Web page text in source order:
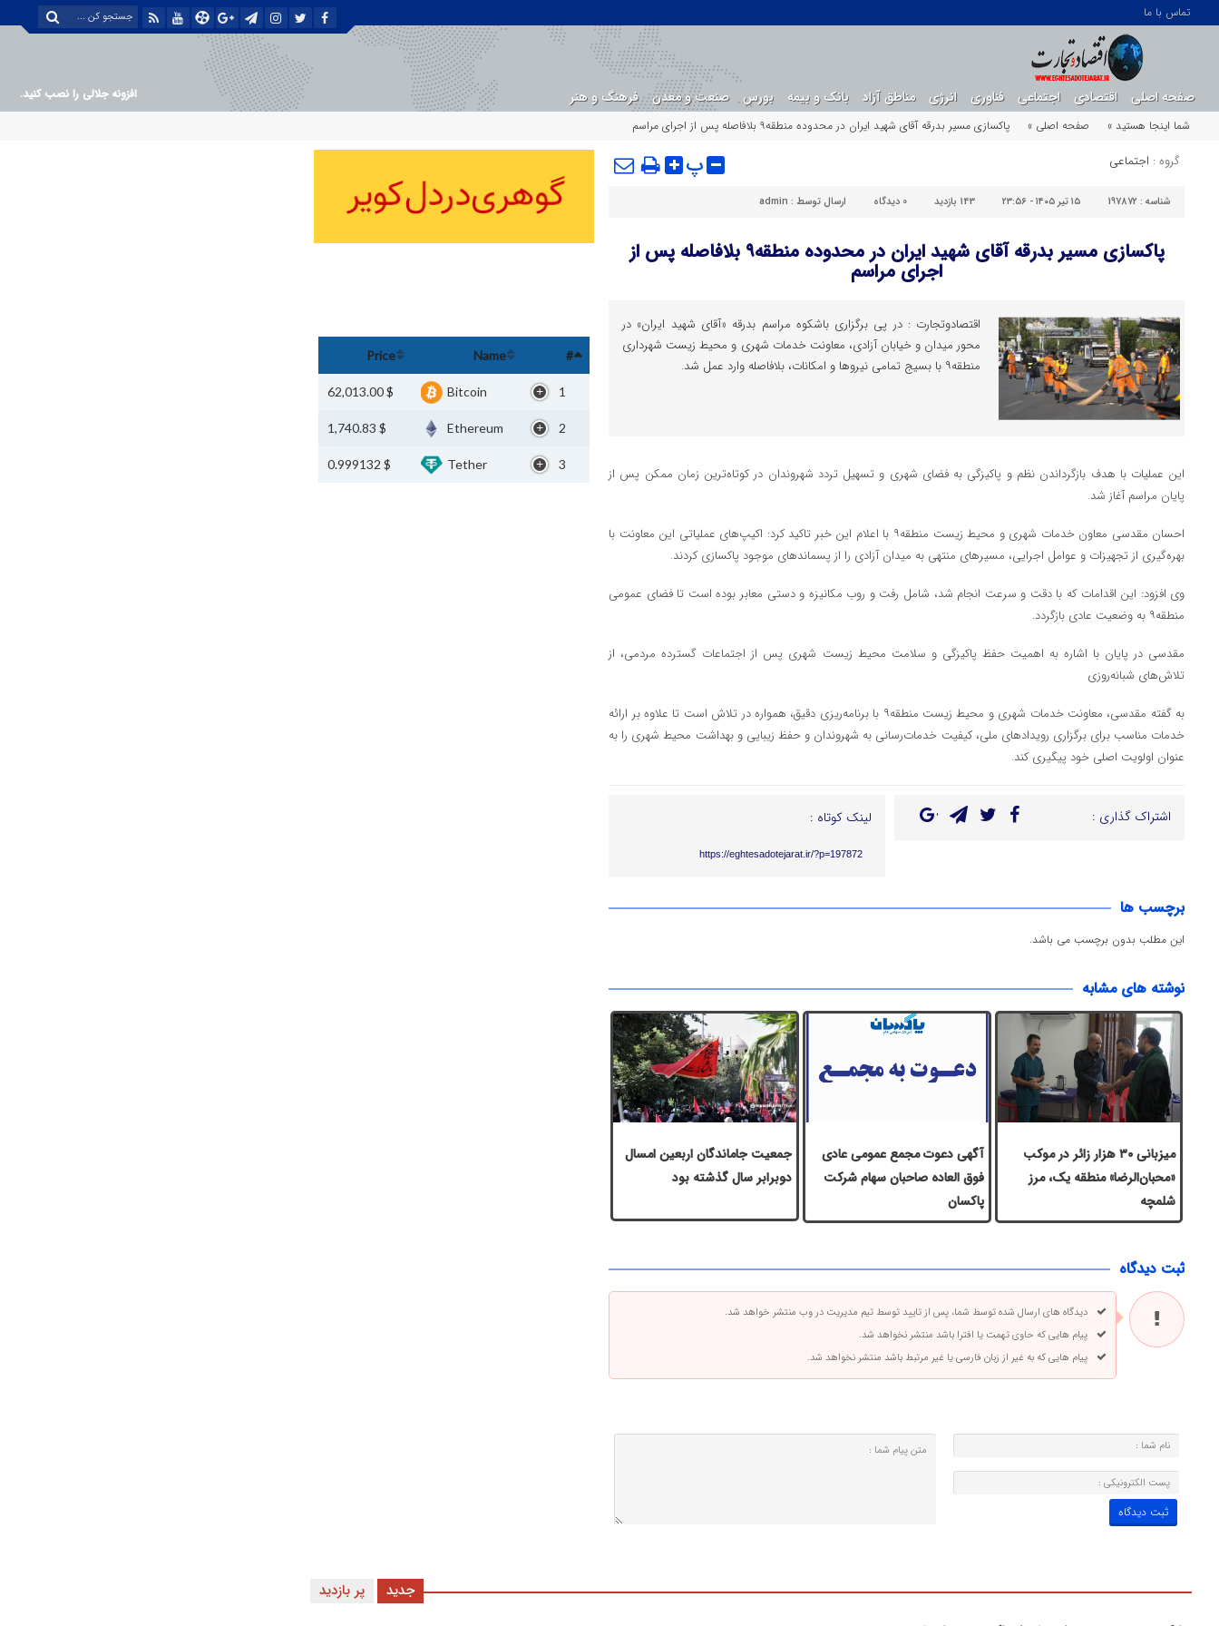
تماس با ما
صفحه اصلی اقتصادی اجتماعی فناوری انرژی مناطق آزاد بانک و بیمه بورس صنعت و معدن فرهنگ و هنر
افزونه جلالی را نصب کنید.
شما اینجا هستید »
صفحه اصلی » پاکسازی مسیر بدرقه آقای شهید ایران در محدوده منطقه۹ بلافاصله پس از اجرای مراسم
گروه : اجتماعی پ
شناسه : 197872 ۱۵ تیر ۱۴۰۵ - ۲۳:۵۶ 143 بازدید 0 دیدگاه ارسال توسط : admin
پاکسازی مسیر بدرقه آقای شهید ایران در محدوده منطقه۹ بلافاصله پس از
اجرای مراسم
اقتصادوتجارت : در پی برگزاری باشکوه مراسم بدرقه «آقای شهید ایران» در
محور میدان و خیابان آزادی، معاونت خدمات شهری و محیط زیست شهرداری
منطقه۹ با بسیج تمامی نیروها و امکانات، بلافاصله وارد عمل شد.
این عملیات با هدف بازگرداندن نظم و پاکیزگی به فضای شهری و تسهیل تردد شهروندان در کوتاه‌ترین زمان ممکن پس از
پایان مراسم آغاز شد.
احسان مقدسی معاون خدمات شهری و محیط زیست منطقه۹ با اعلام این خبر تاکید کرد: اکیپ‌های عملیاتی این معاونت با
بهره‌گیری از تجهیزات و عوامل اجرایی، مسیرهای منتهی به میدان آزادی را از پسماندهای موجود پاکسازی کردند.
وی افزود: این اقدامات که با دقت و سرعت انجام شد، شامل رفت‌ و روب مکانیزه و دستی معابر بوده است تا فضای عمومی
منطقه۹ به وضعیت عادی بازگردد.
مقدسی در پایان با اشاره به اهمیت حفظ پاکیزگی و سلامت محیط زیست شهری پس از اجتماعات گسترده مردمی، از
تلاش‌های شبانه‌روزی
به گفته مقدسی، معاونت خدمات شهری و محیط زیست منطقه۹ با برنامه‌ریزی دقیق، همواره در تلاش است تا علاوه بر ارائه
خدمات مناسب برای برگزاری رویدادهای ملی، کیفیت خدمات‌رسانی به شهروندان و حفظ زیبایی و بهداشت محیط شهری را به
عنوان اولویت اصلی خود پیگیری کند.
اشتراک گذاری : لینک کوتاه :
https://eghtesadotejarat.ir/?p=197872
برچسب ها
این مطلب بدون برچسب می باشد.
نوشته های مشابه
میزبانی ۳۰ هزار زائر در موکب
«محبان‌الرضا» منطقه یک، مرز
شلمچه
آگهی دعوت مجمع عمومی عادی
فوق العاده صاحبان سهام شرکت
پاكسان
جمعیت جاماندگان اربعین امسال
دوبرابر سال گذشته بود
ثبت دیدگاه
دیدگاه های ارسال شده توسط شما، پس از تایید توسط تیم مدیریت در وب منتشر خواهد شد.
پیام هایی که حاوی تهمت یا افترا باشد منتشر نخواهد شد.
پیام هایی که به غیر از زبان فارسی یا غیر مرتبط باشد منتشر نخواهد شد.
#
Name
Price
1
Bitcoin
$ 62,013.00
2
Ethereum
$ 1,740.83
3
Tether
$ 0.999132
پر بازدید جدید